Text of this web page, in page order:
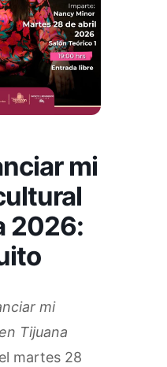
mi
2026:
mi
Tijuana
martes 28